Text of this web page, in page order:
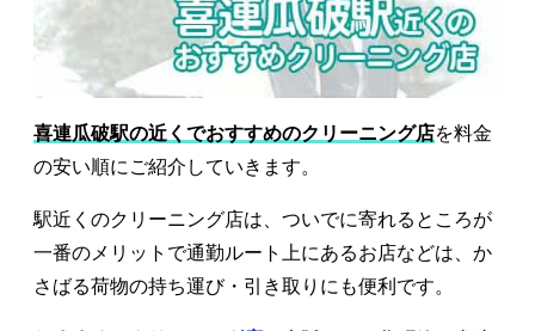
喜連瓜破駅の近くでおすすめのクリーニング店を料金
の安い順にご紹介していきます。
駅近くのクリーニング店は、ついでに寄れるところが
一番のメリットで通勤ルート上にあるお店などは、か
さばる荷物の持ち運び・引き取りにも便利です。